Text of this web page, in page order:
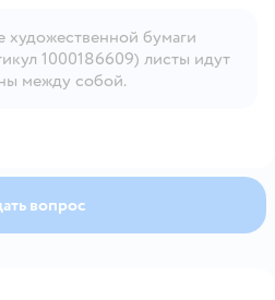
Открыть вопрос
художественной бумаги
1000186609) листы идут
между собой.
вопрос